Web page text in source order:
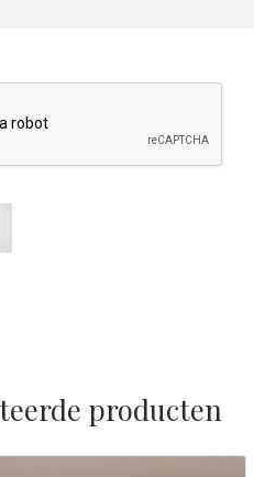
producten